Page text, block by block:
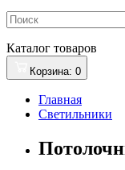
Каталог товаров
Корзина: 0
Главная
Светильники